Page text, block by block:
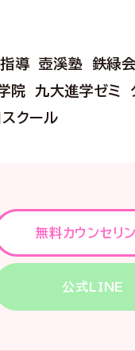
導 壺溪塾
鉄緑
院 九大進学ゼミ
クール
無料カウンセリ
公式LINE